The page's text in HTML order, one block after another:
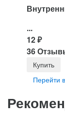
...
12₽
36
Перейти